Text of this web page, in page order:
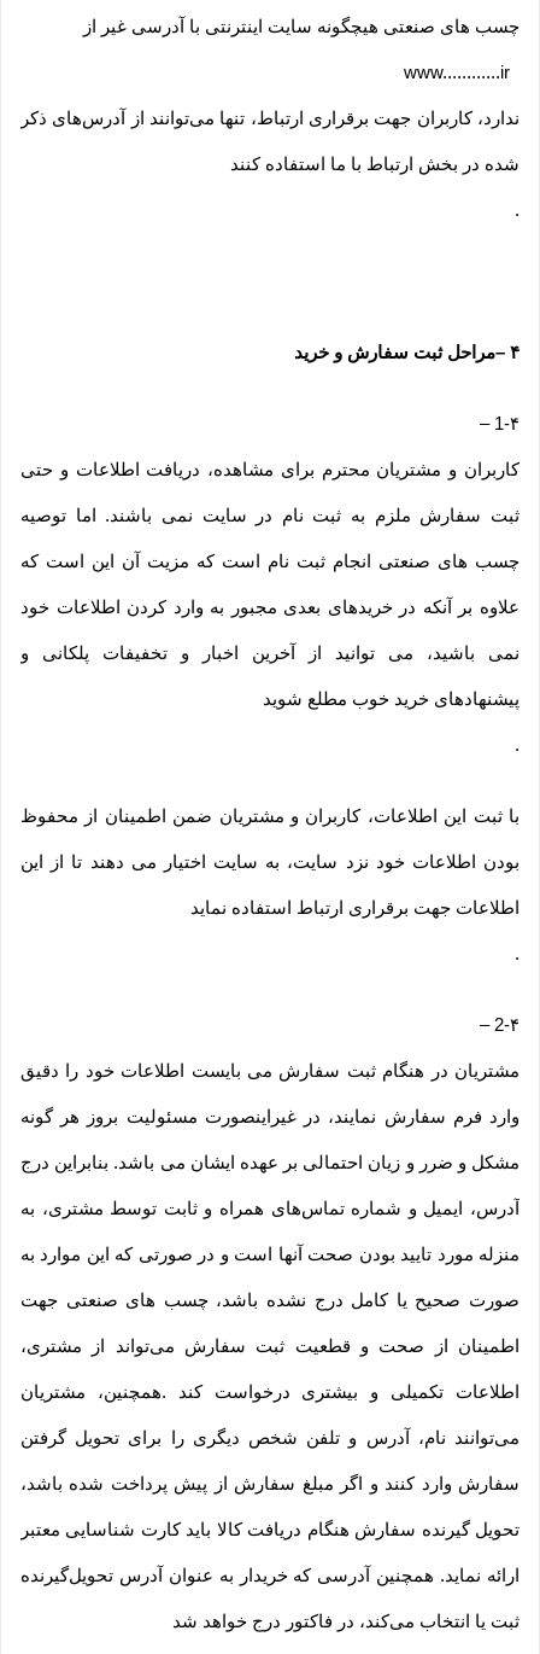
چسب های صنعتی هیچگونه سایت اینترنتی با آدرسی غیر از
www............ir
ندارد، کاربران جهت برقراری ارتباط، تنها می‏‌توانند از آدرس‌‏های ذکر
شده در بخش ارتباط با ما استفاده کنند
.
۴ –مراحل ثبت سفارش و خرید
1-۴ –
کاربران و مشتریان محترم برای مشاهده، دریافت اطلاعات و حتی
ثبت سفارش ملزم به ثبت نام در سایت نمی باشند. اما توصیه
چسب های صنعتی انجام ثبت نام است که مزیت آن این است که
علاوه بر آنکه در خریدهای بعدی مجبور به وارد کردن اطلاعات خود
نمی باشید، می توانید از آخرین اخبار و تخفیفات پلکانی و
پیشنهادهای خرید خوب مطلع شوید
.
با ثبت این اطلاعات، کاربران و مشتریان ضمن اطمینان از محفوظ
بودن اطلاعات خود نزد سایت، به سایت اختیار می دهند تا از این
اطلاعات جهت برقراری ارتباط استفاده نماید
.
2-۴ –
مشتریان در هنگام ثبت سفارش می بایست اطلاعات خود را دقیق
وارد فرم سفارش نمایند، در غیراینصورت مسئولیت بروز هر گونه
مشکل و ضرر و زیان احتمالی بر عهده ایشان می باشد. بنابراین درج
آدرس، ایمیل و شماره تماس‌های همراه و ثابت توسط مشتری، به
منزله مورد تایید بودن صحت آنها است و در صورتی که این موارد به
صورت صحیح یا کامل درج نشده باشد، چسب های صنعتی جهت
اطمینان از صحت و قطعیت ثبت سفارش می‌تواند از مشتری،
اطلاعات تکمیلی و بیشتری درخواست کند .همچنین، مشتریان
می‌توانند نام، آدرس و تلفن شخص دیگری را برای تحویل گرفتن
سفارش وارد کنند و اگر مبلغ سفارش از پیش پرداخت شده باشد،
تحویل گیرنده سفارش هنگام دریافت کالا باید کارت شناسایی معتبر
ارائه نماید. همچنین آدرسی که خریدار به عنوان آدرس تحویل‌گیرنده
ثبت یا انتخاب می‌کند، در فاکتور درج خواهد شد